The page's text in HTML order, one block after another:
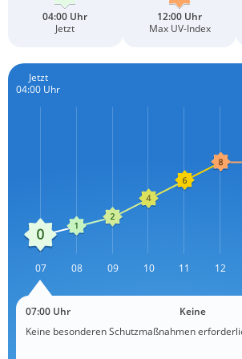
04:00 Uhr
Jetzt
12:00 Uhr
Max UV-Index
Jetzt
04:00 Uhr
07 08 09 10 11 12
07:00 Uhr
Keine
Keine besonderen Schutzmaßnahmen